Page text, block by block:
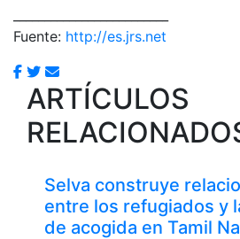
Fuente: http://es.jrs.net
ARTÍCULOS
Selva construye
entre los refugiados y
de acogida en Tamil